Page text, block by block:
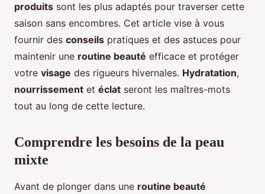
produits sont les plus adaptés pour traverser cette
saison sans encombres. Cet article vise à vous
fournir des conseils pratiques et des astuces pour
maintenir une routine beauté efficace et protéger
votre visage des rigueurs hivernales. Hydratation,
nourrissement et éclat seront les maîtres-mots
tout au long de cette lecture.
Comprendre les besoins de la peau
mixte
Avant de plonger dans une routine beauté